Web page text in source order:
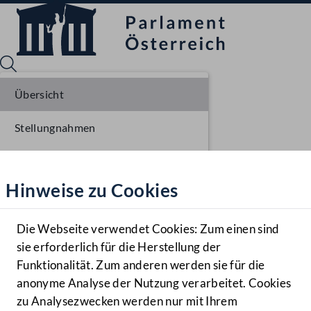
Hilfe
Benutzer
Navigationsmenü öffnen
MENÜ
Hinweise zu Cookies
Die Webseite verwendet Cookies: Zum einen sind
sie erforderlich für die Herstellung der
Funktionalität. Zum anderen werden sie für die
anonyme Analyse der Nutzung verarbeitet. Cookies
zu Analysezwecken werden nur mit Ihrem
Übersicht
Stellungnahmen
Einlangen NR